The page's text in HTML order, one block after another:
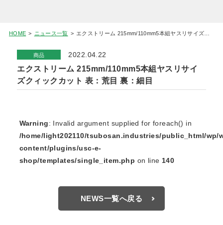
HOME ニュース一覧 エクストリーム 215mm/110mm5本組ヤスリサイズクィックカット 表：荒目 裏：細目
商品 2022.04.22
エクストリーム 215mm/110mm5本組ヤスリサイ
ズクィックカット 表：荒目 裏：細目
Warning: Invalid argument supplied for foreach() in
/home/light202110/tsubosan.industries/public_html/wp/
content/plugins/usc-e-
shop/templates/single_item.php on line 140
NEWS一覧へ戻る